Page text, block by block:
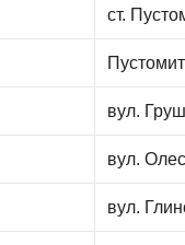
ст.
вул.
вул.
вул.